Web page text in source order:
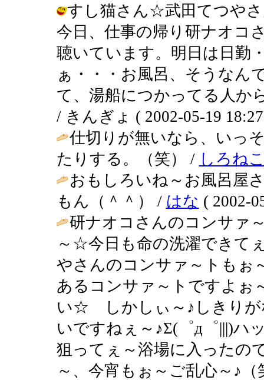
すし猫さん☆武田てつや
今日、仕事の帰り研ナオコ
聴いています。明日は日勤
ぁ・・・お風呂、そうなん
て、湯船につかってる人か
/ きんぎょ ( 2002-05-19
仕切りが無いなら、いっ
たりする。（笑） / しろね
おもしろいね～お風呂屋
もん（＾＾） / はな ( 2002-
研ナオコさんのコンサァ
～☆今日も命の洗濯できて
やさんのコンサァ～トもぉ
あるコンサァ～トですよぉ
い☆ しかしぃ～♪しきりが
いですねぇ～♪Σ(゜д゜|||)ハ
狙ってぇ～浴場に入ったの
～、今宵もぉ～ご乱心～♪